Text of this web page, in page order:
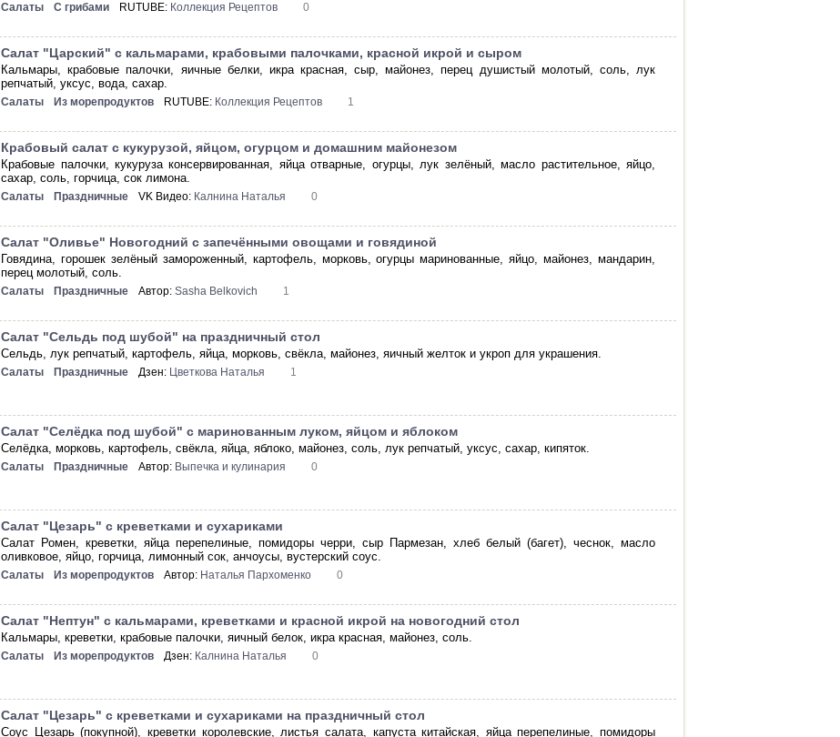
Салаты С грибами RUTUBE: Коллекция Рецептов 0
Салат "Царский" с кальмарами, крабовыми палочками, красной икрой и сыром
Кальмары, крабовые палочки, яичные белки, икра красная, сыр, майонез, перец душистый молотый, соль, лук
репчатый, уксус, вода, сахар.
Салаты Из морепродуктов RUTUBE: Коллекция Рецептов 1
Крабовый салат с кукурузой, яйцом, огурцом и домашним майонезом
Крабовые палочки, кукуруза консервированная, яйца отварные, огурцы, лук зелёный, масло растительное, яйцо,
сахар, соль, горчица, сок лимона.
Салаты Праздничные VK Видео: Калнина Наталья 0
Салат "Оливье" Новогодний с запечёнными овощами и говядиной
Говядина, горошек зелёный замороженный, картофель, морковь, огурцы маринованные, яйцо, майонез, мандарин,
перец молотый, соль.
Салаты Праздничные Автор:Sasha Belkovich 1
Салат "Сельдь под шубой" на праздничный стол
Сельдь, лук репчатый, картофель, яйца, морковь, свёкла, майонез, яичный желток и укроп для украшения.
Салаты Праздничные Дзен: Цветкова Наталья 1
Салат "Селёдка под шубой" с маринованным луком, яйцом и яблоком
Селёдка, морковь, картофель, свёкла, яйца, яблоко, майонез, соль, лук репчатый, уксус, сахар, кипяток.
Салаты Праздничные Автор: Выпечка и кулинария 0
Салат "Цезарь" с креветками и сухариками
Салат Ромен, креветки, яйца перепелиные, помидоры черри, сыр Пармезан, хлеб белый (багет), чеснок, масло
оливковое, яйцо, горчица, лимонный сок, анчоусы, вустерский соус.
Салаты Из морепродуктов Автор: Наталья Пархоменко 0
Салат "Нептун" с кальмарами, креветками и красной икрой на новогодний стол
Кальмары, креветки, крабовые палочки, яичный белок, икра красная, майонез, соль.
Салаты Из морепродуктов Дзен: Калнина Наталья 0
Салат "Цезарь" с креветками и сухариками на праздничный стол
Соус Цезарь (покупной), креветки королевские, листья салата, капуста китайская, яйца перепелиные, помидоры